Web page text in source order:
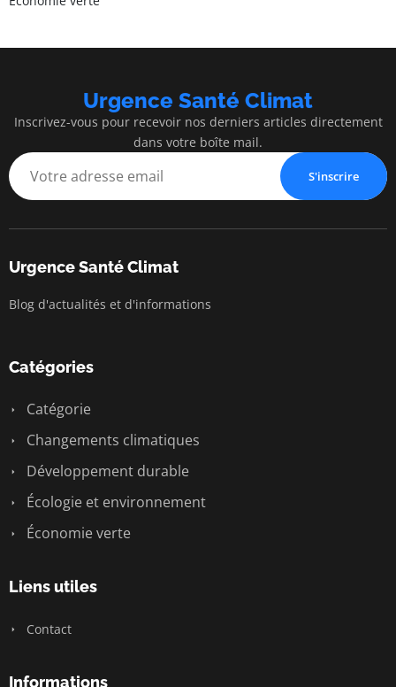
Urgence Santé Climat
Inscrivez-vous pour recevoir nos derniers articles directement
dans votre boîte mail.
S'inscrire
Urgence Santé Climat
Blog d'actualités et d'informations
Catégories
Catégorie
Changements climatiques
Développement durable
Écologie et environnement
Économie verte
Liens utiles
Contact
Informations